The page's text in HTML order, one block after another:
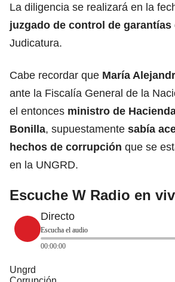
La diligencia se realizará en la
juzgado de control de garantías
Judicatura.
Cabe recordar que María
ante la Fiscalía General de la
el entonces ministro de
Bonilla, supuestamente sabía
hechos de corrupción que se
en la UNGRD.
Escuche W Radio en
Directo
Escucha el audio
00:00:00
Ungrd